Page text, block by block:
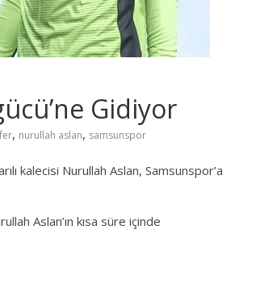
Gidiyor
, nurullah aslan, samsunspor
kalecisi Nurullah Aslan, Samsunspor’a
Aslan’ın kısa süre içinde